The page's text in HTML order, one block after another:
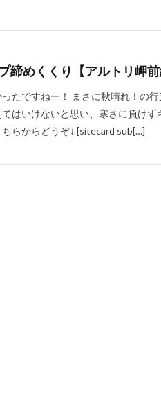
締めくくり【アルトリ岬前
たですねー！ まさに秋晴れ！の
はいけないと思い、寒さに負け
らからどうぞ↓ [sitecard sub[…]